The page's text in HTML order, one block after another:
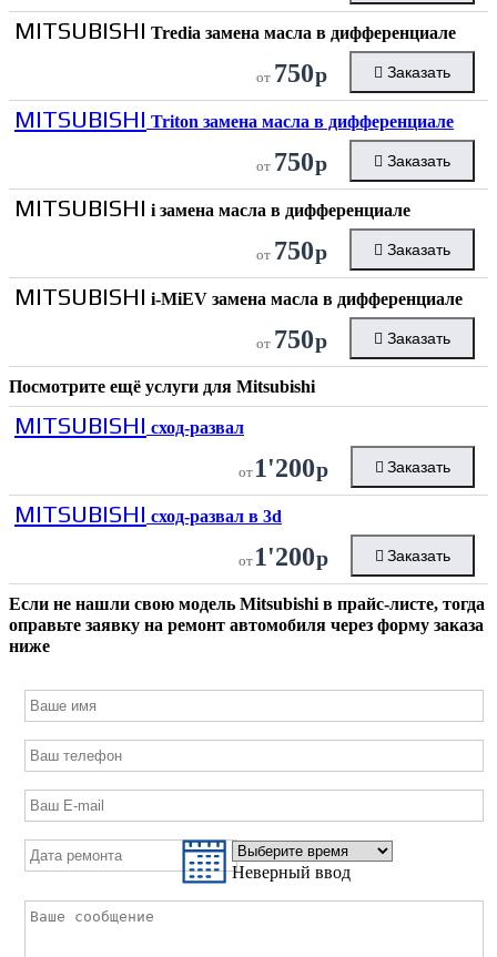
MITSUBISHI Tredia замена масла в дифференциале
от 750р Заказать
MITSUBISHI Triton замена масла в дифференциале
от 750р Заказать
MITSUBISHI i замена масла в дифференциале
от 750р Заказать
MITSUBISHI i-MiEV замена масла в дифференциале
от 750р Заказать
Посмотрите ещё услуги для Mitsubishi
MITSUBISHI сход-развал
от 1'200р Заказать
MITSUBISHI сход-развал в 3d
от 1'200р Заказать
Если не нашли свою модель Mitsubishi в прайс-листе, тогда
оправьте заявку на ремонт автомобиля через форму заказа
ниже
Неверный ввод